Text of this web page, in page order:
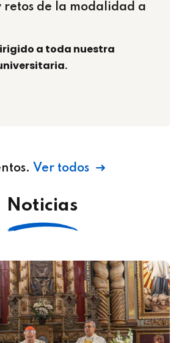
retos de la modalidad a
a toda nuestra
Ver todos
Noticias